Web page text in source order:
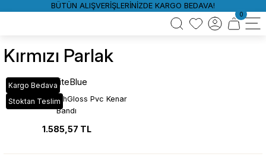
BÜTÜN ALIŞVERİŞLERİNİZDE KARGO BEDAVA!
0
Kırmızı Parlak
Kargo Bedava
Stoktan Teslim
WhiteBlue
D117 Kırmızı HighGloss Pvc Kenar
Bandı
1.585,57 TL